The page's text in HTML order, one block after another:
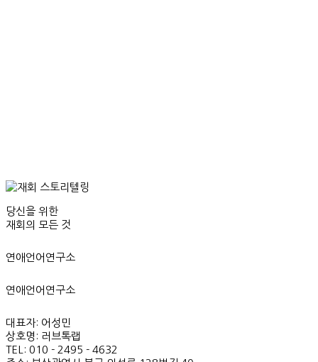
당신을 위한
재회의 모든 것
연애언어연구소
연애언어연구소
대표자: 어성민
상호명: 러브톡랩
TEL: 010 - 2495 - 4632